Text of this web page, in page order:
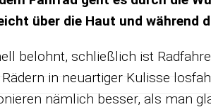
über die Haut und
be­lohnt, schließ­lich ist
in neu­ar­ti­ger Ku­lisse
näm­lich bes­ser, als man